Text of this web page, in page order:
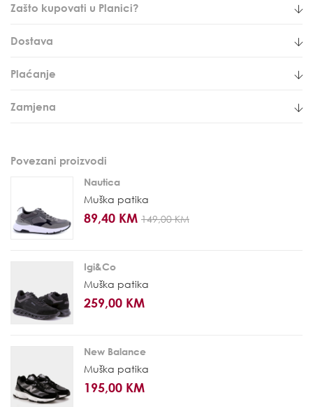
Zašto kupovati u Planici?
Dostava
Plaćanje
Zamjena
Povezani proizvodi
Nautica
Muška patika
89,40 KM 149,00 KM
Igi&Co
Muška patika
259,00 KM
New Balance
Muška patika
195,00 KM